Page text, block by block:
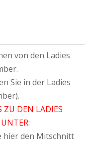
von den Ladies
Sie in der Ladies
ZU DEN LADIES
hier den Mitschnitt